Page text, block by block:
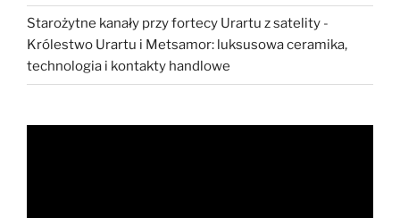
Starożytne kanały przy fortecy Urartu z satelity -
Królestwo Urartu i Metsamor: luksusowa ceramika,
technologia i kontakty handlowe